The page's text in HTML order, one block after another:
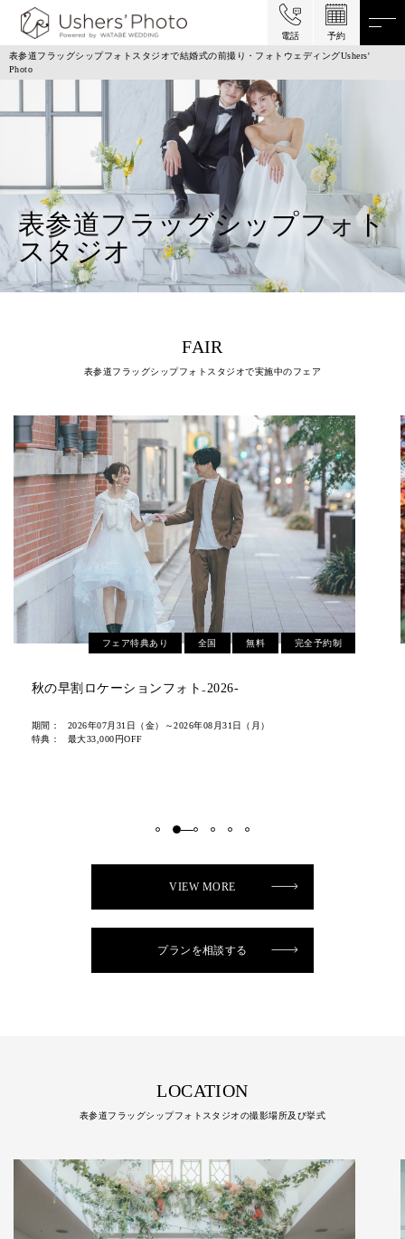
電話 予約
表参道フラッグシップフォトスタジオで結婚式の前撮り・フォトウェディングUshers'
Photo
表参道フラッグシップフォト
スタジオ
FAIR
表参道フラッグシップフォトスタジオで実施中のフェア
フェア特典あり 全国 無料 完全予約制
2026紅葉ロケーション無料相談会
期間：
2026年07月31日（金）～2026年10月31日（土）
特典：
シーズン料金¥22,000オフ
VIEW MORE
プランを相談する
LOCATION
表参道フラッグシップフォトスタジオの撮影場所及び挙式